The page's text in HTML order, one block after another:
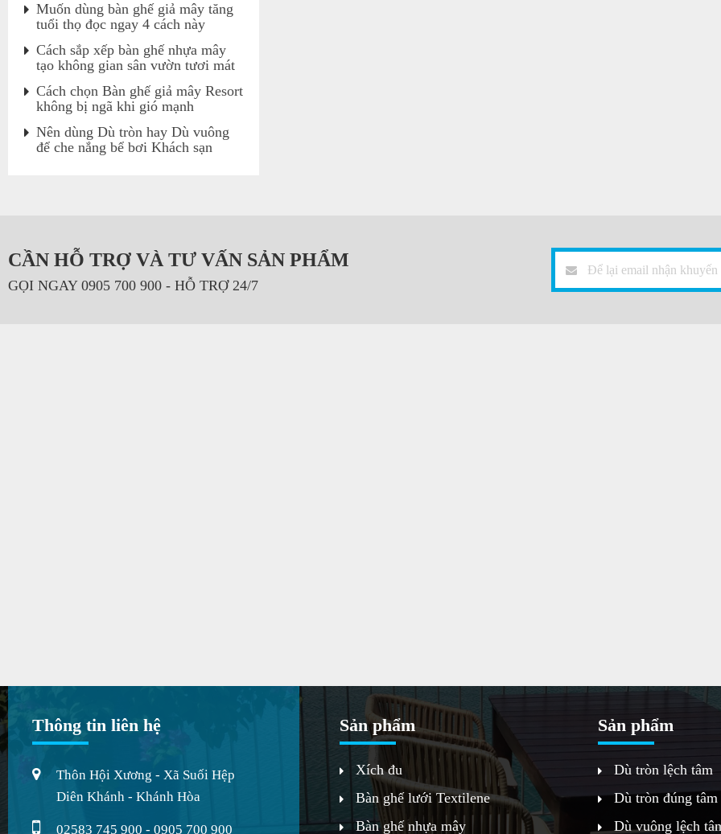
Muốn dùng bàn ghế giả mây tăng
tuổi thọ đọc ngay 4 cách này
Cách sắp xếp bàn ghế nhựa mây
tạo không gian sân vườn tươi mát
Cách chọn Bàn ghế giả mây Resort
không bị ngã khi gió mạnh
Nên dùng Dù tròn hay Dù vuông
để che nắng bể bơi Khách sạn
CẦN HỖ TRỢ VÀ TƯ VẤN SẢN PHẨM
GỌI NGAY 0905 700 900 - HỖ TRỢ 24/7
Thông tin liên hệ
Thôn Hội Xương - Xã Suối Hệp
Diên Khánh - Khánh Hòa
02583 745 900 - 0905 700 900
Sản phẩm
Xích đu
Bàn ghế lưới Textilene
Bàn ghế nhựa mây
Sản phẩm
Dù tròn lệch tâm
Dù tròn đúng tâm
Dù vuông lệch